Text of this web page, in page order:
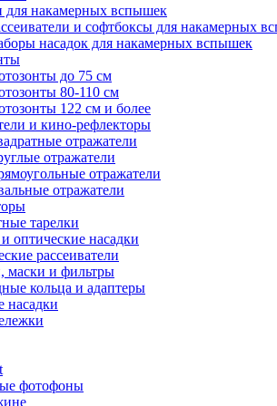
для накамерных вспышек
и софтбоксы для накамерных
насадок для накамерных вспышек
до 75 см
80-110 см
122 см и более
и кино-рефлекторы
отражатели
отражатели
отражатели
отражатели
тарелки
оптические насадки
рассеиватели
маски и фильтры
кольца и адаптеры
насадки
фотофоны